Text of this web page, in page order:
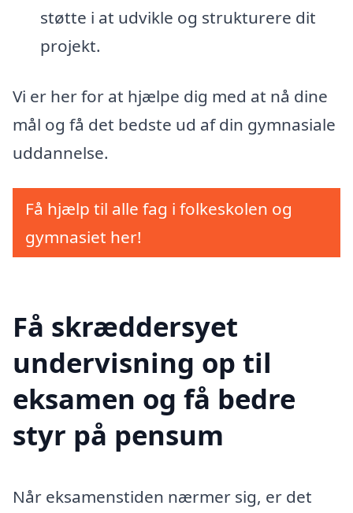
støtte i at udvikle og strukturere dit
projekt.
Vi er her for at hjælpe dig med at nå dine
mål og få det bedste ud af din gymnasiale
uddannelse.
Få hjælp til alle fag i folkeskolen og
gymnasiet her!
Få skræddersyet
undervisning op til
eksamen og få bedre
styr på pensum
Når eksamenstiden nærmer sig, er det